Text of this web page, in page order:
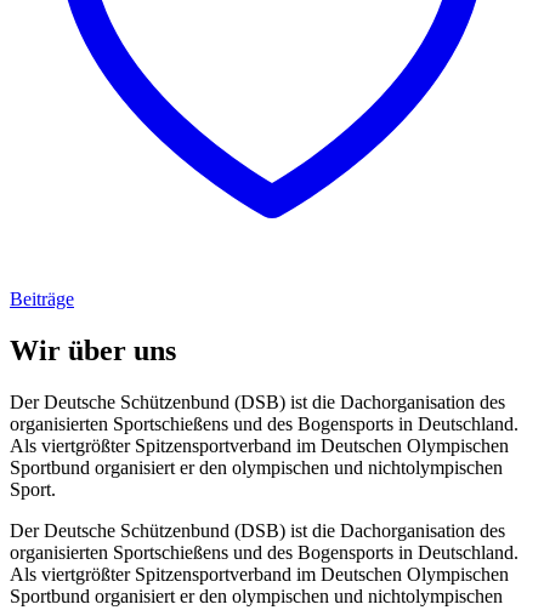
Beiträge
Wir über uns
Der Deutsche Schützenbund (DSB) ist die Dachorganisation des
organisierten Sportschießens und des Bogensports in Deutschland.
Als viertgrößter Spitzensportverband im Deutschen Olympischen
Sportbund organisiert er den olympischen und nichtolympischen
Sport.
Der Deutsche Schützenbund (DSB) ist die Dachorganisation des
organisierten Sportschießens und des Bogensports in Deutschland.
Als viertgrößter Spitzensportverband im Deutschen Olympischen
Sportbund organisiert er den olympischen und nichtolympischen